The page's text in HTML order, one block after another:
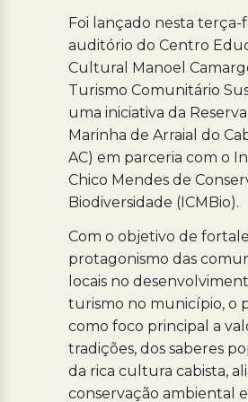
Foi lançado nesta terça-
auditório do Centro
Cultural Manoel
Turismo Comunitário
uma iniciativa da
Marinha de Arraial do
AC) em parceria com o
Chico Mendes de
Biodiversidade (ICMBio).
Com o objetivo de
protagonismo das
locais no
turismo no município, o
como foco principal a
tradições, dos saberes
da rica cultura cabista,
conservação ambiental